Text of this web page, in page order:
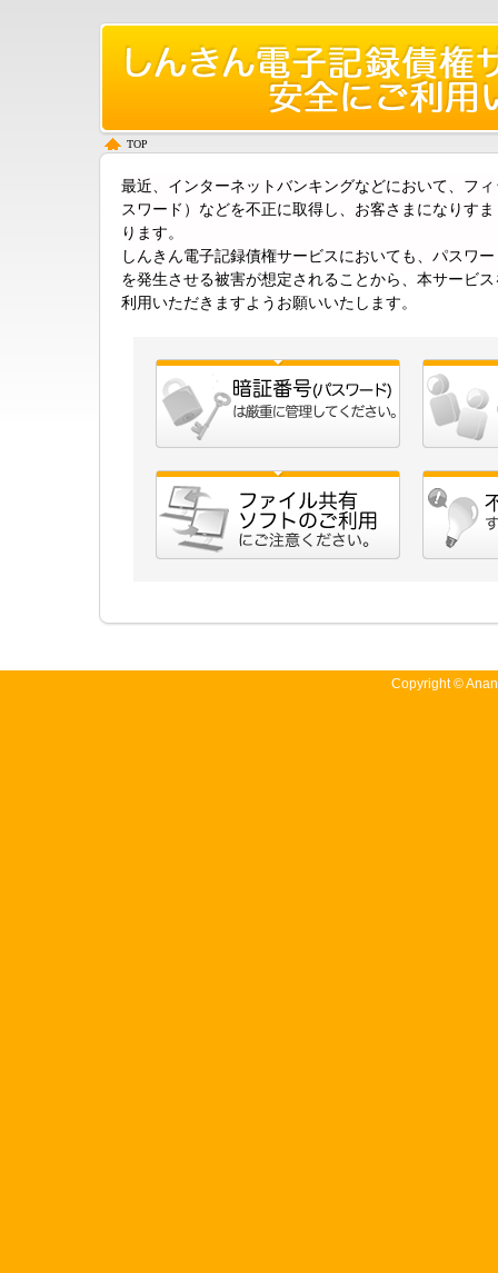
TOP
最近、インターネットバンキングなどにおいて、フ
スワード）などを不正に取得し、お客さまになりす
ります。
しんきん電子記録債権サービスにおいても、パスワ
を発生させる被害が想定されることから、本サービ
利用いただきますようお願いいたします。
Copyright ©